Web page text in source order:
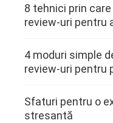
8 tehnici prin
review-uri pentru
4 moduri simple
review-uri pentru
Sfaturi pentru o
stresantă